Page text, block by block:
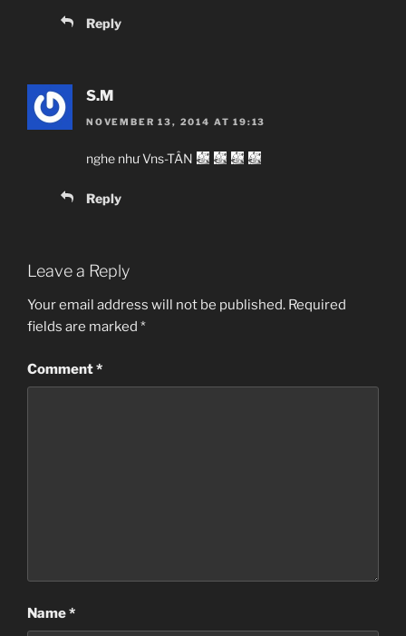
Reply
S.M
NOVEMBER 13, 2014 AT 19:13
nghe như Vns-TÂN
Reply
Leave a Reply
Your email address will not be published. Required
fields are marked *
Comment*
Name*